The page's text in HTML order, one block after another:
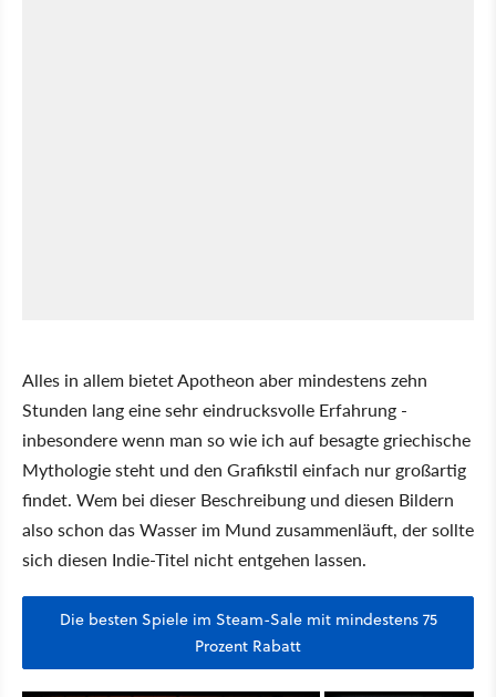
Alles in allem bietet Apotheon aber mindestens zehn
Stunden lang eine sehr eindrucksvolle Erfahrung -
inbesondere wenn man so wie ich auf besagte griechische
Mythologie steht und den Grafikstil einfach nur großartig
findet. Wem bei dieser Beschreibung und diesen Bildern
also schon das Wasser im Mund zusammenläuft, der sollte
sich diesen Indie-Titel nicht entgehen lassen.
Die besten Spiele im Steam-Sale mit mindestens 75
Prozent Rabatt